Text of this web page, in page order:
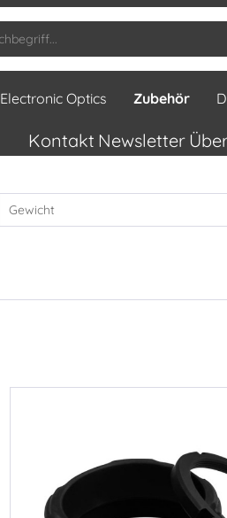
Electronic Optics Zubehör
Kontakt Newsletter
Gewicht